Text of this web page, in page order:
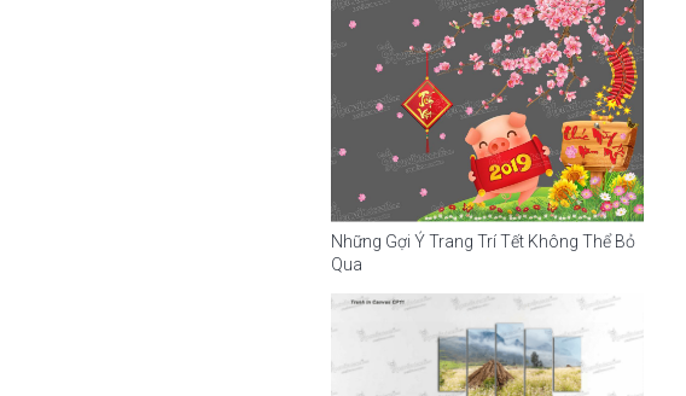
Những Gợi Ý Trang Trí Tết Không Thể Bỏ
Qua